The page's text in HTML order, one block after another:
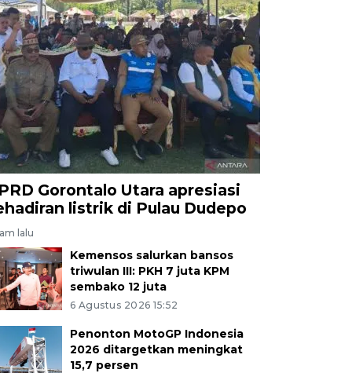
Gorontalo Utara apresiasi
listrik di Pulau Dudepo
lalu
Kemensos salurkan bansos
triwulan III: PKH 7 juta KPM
sembako 12 juta
6 Agustus 2026 15:52
Penonton MotoGP Indonesia
2026 ditargetkan meningkat
15,7 persen